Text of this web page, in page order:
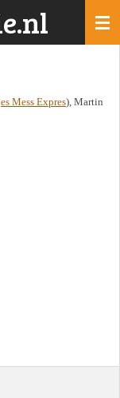
Mess Expres), Martin